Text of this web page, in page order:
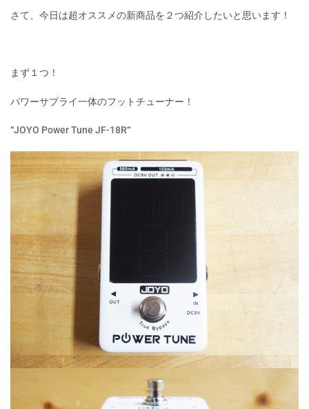
さて、今日は超オススメの新商品を２つ紹介したいと思います！
まず１つ！
パワーサプライ一体のフットチューナー！
“JOYO Power Tune JF-18R“